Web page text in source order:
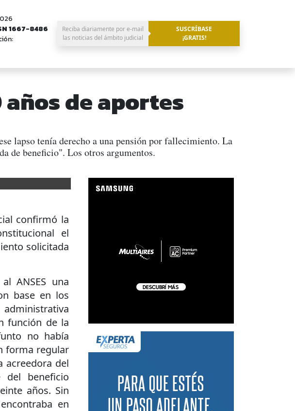
1667-8486
Reciba diariamente por e-mail
las noticias del ámbito judicial
SUSCRÍBASE
¡GRATIS!
de aportes
lapso tenía derecho a una pensión por fallecimiento. La
de beneficio". Los otros argumentos.
confirmó la
el
solicitada
ANSES una
base en los
función de la
no había
forma regular
acreedora del
del beneficio
años. Sin
en